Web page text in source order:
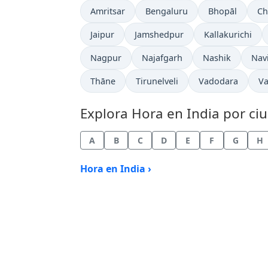
Hora actual en
Amritsar Hora actual en
Bengaluru Hora actual en
Bhopāl
Hora actual en
Jaipur Hora actual en
Jamshedpur Hora actual en
Kallakurichi
Hora actual en
Nagpur Hora actual en
Najafgarh Hora actual en
Nashik
Hora actual en
Thāne Hora actual en
Tirunelveli Hora actual en
Vadodara
Explora Hora en India por
A B C D E F G H
Hora en India ›